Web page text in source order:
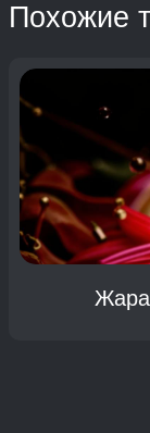
Похожие
Жара